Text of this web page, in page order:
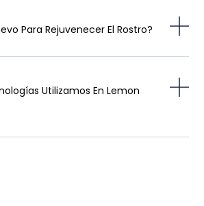
Para Rejuvenecer El Rostro?
Utilizamos En Lemon